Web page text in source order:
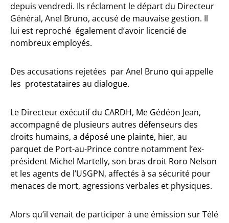
depuis vendredi. Ils réclament le départ du Directeur
Général, Anel Bruno, accusé de mauvaise gestion. Il
lui est reproché également d’avoir licencié de
nombreux employés.
Des accusations rejetées par Anel Bruno qui appelle
les protestataires au dialogue.
Le Directeur exécutif du CARDH, Me Gédéon Jean,
accompagné de plusieurs autres défenseurs des
droits humains, a déposé une plainte, hier, au
parquet de Port-au-Prince contre notamment l’ex-
président Michel Martelly, son bras droit Roro Nelson
et les agents de l’USGPN, affectés à sa sécurité pour
menaces de mort, agressions verbales et physiques.
Alors qu’il venait de participer à une émission sur Télé